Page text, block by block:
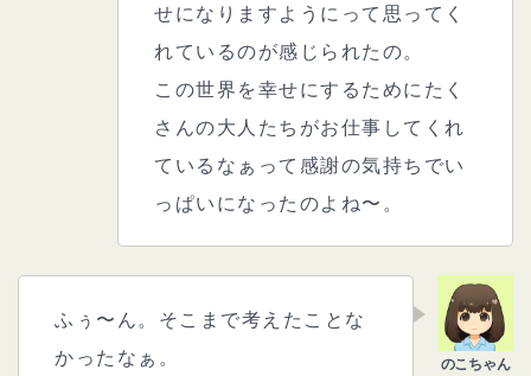
せになりますようにって思ってく
れているのが感じられたの。
この世界を幸せにするためにたく
さんの大人たちがお仕事してくれ
ているなぁって感謝の気持ちでい
っぱいになったのよね〜。
ふぅ〜ん。そこまで考えたことな
かったなぁ。